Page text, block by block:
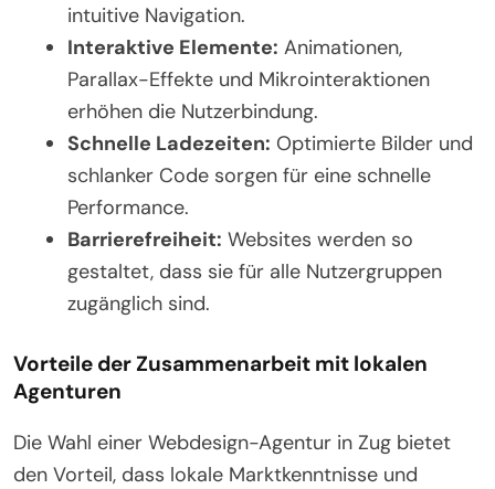
intuitive Navigation.
Interaktive Elemente: Animationen,
Parallax-Effekte und Mikrointeraktionen
erhöhen die Nutzerbindung.
Schnelle Ladezeiten: Optimierte Bilder und
schlanker Code sorgen für eine schnelle
Performance.
Barrierefreiheit: Websites werden so
gestaltet, dass sie für alle Nutzergruppen
zugänglich sind.
Vorteile der Zusammenarbeit mit lokalen
Agenturen
Die Wahl einer Webdesign-Agentur in Zug bietet
den Vorteil, dass lokale Marktkenntnisse und